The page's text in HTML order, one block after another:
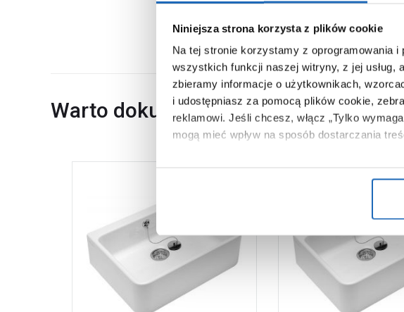
Niniejsza strona korzysta z plików cookie
Na tej stronie korzystamy z oprogramowania
wszystkich funkcji naszej witryny, z jej usług,
zbieramy informacje o użytkownikach,
i udostępniasz za pomocą plików cookie,
reklamowi. Jeśli chcesz, włącz „Tylko
mogą mieć wpływ na sposób dostarczania
Aby uzyskać więcej informacji na temat
Warto dokupić